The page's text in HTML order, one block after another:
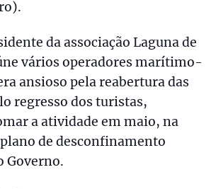
da associação Laguna de
vários operadores marítimo-
ansioso pela reabertura das
regresso dos turistas,
a atividade em maio, na
de desconfinamento
Governo.